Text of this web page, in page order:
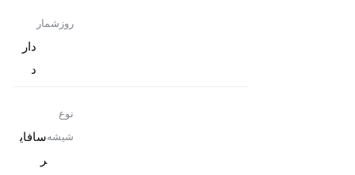
روزشمار
دار
د
نوع
شیشهسافای
ر